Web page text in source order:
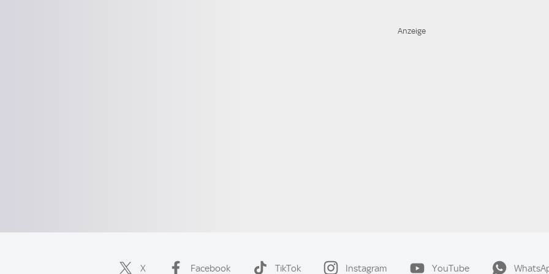
X Facebook TikTok Instagram YouTube